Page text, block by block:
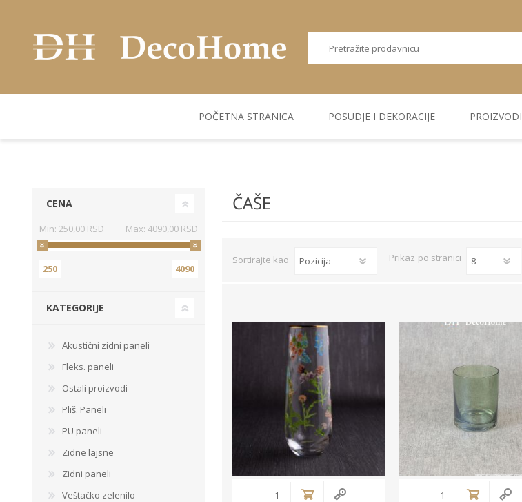
POČETNA STRANICA POSUDJE I DEKORACIJE
Čaše
Šolje
Tanjiri
Set za ručavanje
Šerpe i Tiganji
Bokali i Tegle
Činije
Escajg i Noževi
Ukrasi
Stolovi
Ostalo
PROIZVODI
Ogledalo panel
VEŠTAČKO
POSUDJE I
DEKORACIJE
PANELI ZA
SPOLJAŠNJU
UPOTRBU
ČAŠE
Sortirajte kao Prikaz po stranici
CENA
Min: 250,00 RSD Max: 4090,00 RSD
250 4090
KATEGORIJE
Akustični zidni paneli
Fleks. paneli
Ostali proizvodi
Pliš. Paneli
PU paneli
Zidne lajsne
Zidni paneli
Veštačko zelenilo